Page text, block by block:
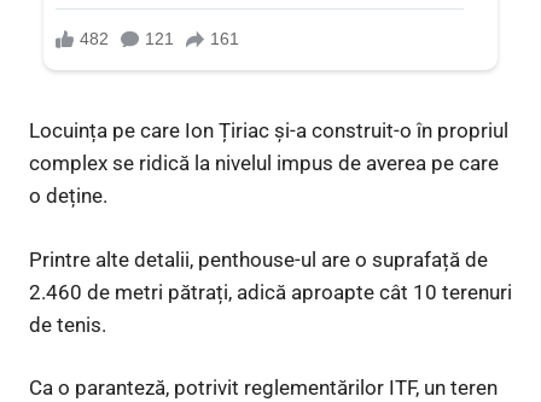
Locuința pe care Ion Țiriac și-a construit-o în propriul
complex se ridică la nivelul impus de averea pe care
o deține.
Printre alte detalii, penthouse-ul are o suprafață de
2.460 de metri pătrați, adică aproapte cât 10 terenuri
de tenis.
Ca o paranteză, potrivit reglementărilor ITF, un teren